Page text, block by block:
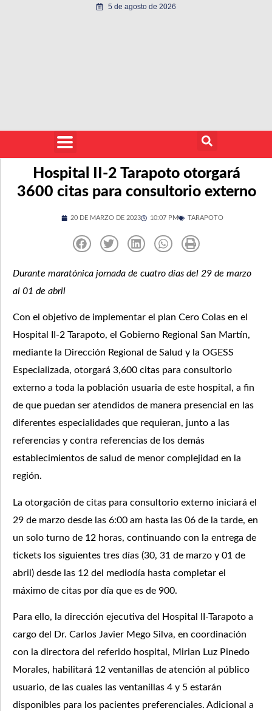
5 de agosto de 2026
Hospital II-2 Tarapoto otorgará
3600 citas para consultorio externo
20 DE MARZO DE 2023 10:07 PM TARAPOTO
Durante maratónica jornada de cuatro días del 29 de marzo
al 01 de abril
Con el objetivo de implementar el plan Cero Colas en el
Hospital II-2 Tarapoto, el Gobierno Regional San Martín,
mediante la Dirección Regional de Salud y la OGESS
Especializada, otorgará 3,600 citas para consultorio
externo a toda la población usuaria de este hospital, a fin
de que puedan ser atendidos de manera presencial en las
diferentes especialidades que requieran, junto a las
referencias y contra referencias de los demás
establecimientos de salud de menor complejidad en la
región.
La otorgación de citas para consultorio externo iniciará el
29 de marzo desde las 6:00 am hasta las 06 de la tarde, en
un solo turno de 12 horas, continuando con la entrega de
tickets los siguientes tres días (30, 31 de marzo y 01 de
abril) desde las 12 del mediodía hasta completar el
máximo de citas por día que es de 900.
Para ello, la dirección ejecutiva del Hospital II-Tarapoto a
cargo del Dr. Carlos Javier Mego Silva, en coordinación
con la directora del referido hospital, Mirian Luz Pinedo
Morales, habilitará 12 ventanillas de atención al público
usuario, de las cuales las ventanillas 4 y 5 estarán
disponibles para los pacientes preferenciales. Adicional a